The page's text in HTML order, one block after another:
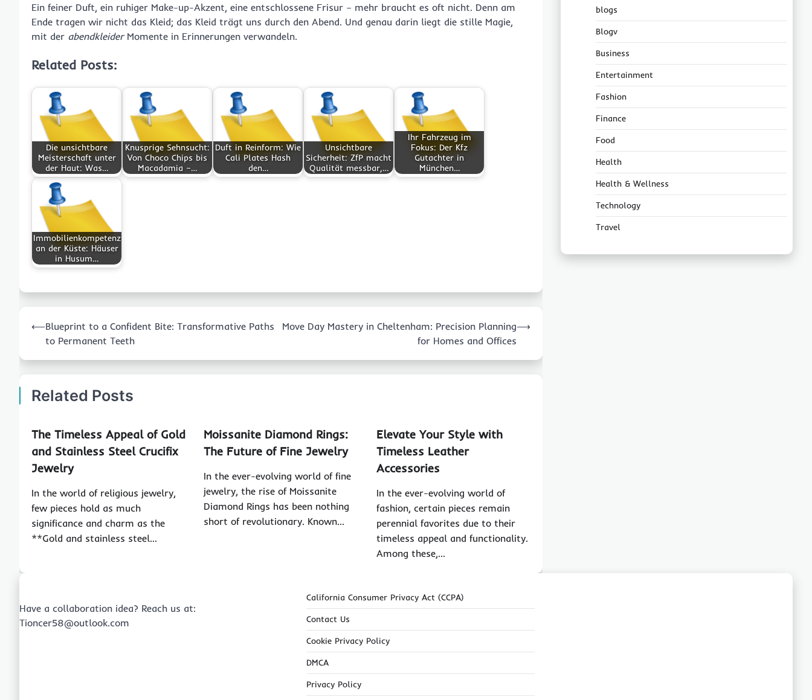
Ein feiner Duft, ein ruhiger Make-up-Akzent, eine entschlossene Frisur – mehr braucht es oft nicht. Denn am
Ende tragen wir nicht das Kleid; das Kleid trägt uns durch den Abend. Und genau darin liegt die stille Magie,
mit der abendkleiderMomente in Erinnerungen verwandeln.
Related Posts:
Die unsichtbare
Meisterschaft unter
der Haut: Was…
Knusprige Sehnsucht:
Von Choco Chips bis
Macadamia –…
Duft in Reinform: Wie
Cali Plates Hash
den…
Unsichtbare
Sicherheit: ZfP macht
Qualität messbar,…
Ihr Fahrzeug im
Fokus: Der Kfz
Gutachter in
München…
Immobilienkompetenz
an der Küste: Häuser
in Husum…
navigation
⟵Blueprint to a Confident Bite: Transformative Paths
to Permanent Teeth
Move Day Mastery in Cheltenham: Precision Planning
for Homes and Offices
⟶
Related Posts
The Timeless Appeal of Gold
and Stainless Steel Crucifix
Jewelry
In the world of religious jewelry,
few pieces hold as much
significance and charm as the
**Gold and stainless steel…
Moissanite Diamond Rings:
The Future of Fine Jewelry
In the ever-evolving world of fine
jewelry, the rise of Moissanite
Diamond Rings has been nothing
short of revolutionary. Known…
Elevate Your Style with
Timeless Leather
Accessories
In the ever-evolving world of
fashion, certain pieces remain
perennial favorites due to their
timeless appeal and functionality.
Among these,…
blogs
Blogv
Business
Entertainment
Fashion
Finance
Food
Health
Health & Wellness
Technology
Travel
Have a collaboration idea? Reach us at:
Tioncer58@outlook.com
California Consumer Privacy Act (CCPA)
Contact Us
Cookie Privacy Policy
DMCA
Privacy Policy